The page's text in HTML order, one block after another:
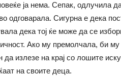
ја нема. Сепак, одлучила
одговарала. Сигурна е дека
дека тој ќе може да се
Ако му премолчала, би
излезе на крај со лошите
на своите деца.